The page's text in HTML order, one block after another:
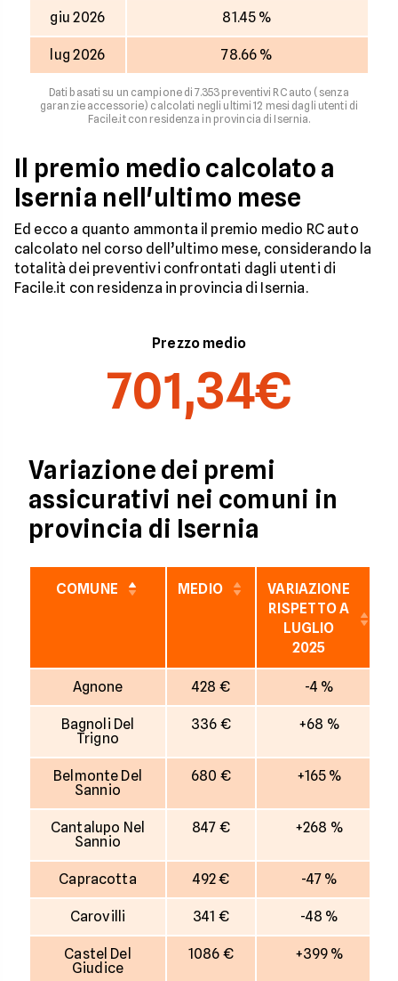
giu 2026 81.45 %
lug 2026 78.66 %
Dati basati su un campione di 7.353 preventivi RC auto (senza
garanzie accessorie) calcolati negli ultimi 12 mesi dagli utenti di
Facile.it con residenza in provincia di Isernia.
Il premio medio calcolato a
Isernia nell'ultimo mese
Ed ecco a quanto ammonta il premio medio RC auto
calcolato nel corso dell’ultimo mese, considerando la
totalità dei preventivi confrontati dagli utenti di
Facile.it con residenza in provincia di Isernia.
Prezzo medio
701,34€
Variazione dei premi
assicurativi nei comuni in
provincia di Isernia
COMUNE MEDIO
VARIAZIONE
RISPETTO A
LUGLIO
2025
Agnone 428 € -4 %
Bagnoli Del
Trigno
336 € +68 %
Belmonte Del
Sannio
680 € +165 %
Cantalupo Nel
Sannio
847 € +268 %
Capracotta 492 € -47 %
Carovilli 341 € -48 %
Castel Del
Giudice
1086 € +399 %